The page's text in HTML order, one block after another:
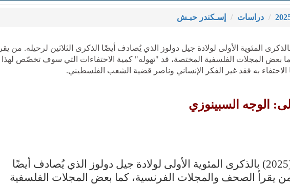
دراسات إسـكندر حبـش
فرنسا هذا العام (2025) بالذكرى المئوية الأولى لولادة جيل دولوز الذي يُصادف أيضًا الذكرى الثلاثين لرحيله. من يقرأ
بعض المجلات الفلسفية المختصة، قد "تهوله" كمية الاحتفاءات التي سوف تخصّص لهذا
الاحتفاء به فقد غير الفكر الإنساني وناصر قضية الشعب الفلسطيني.
الوجه السبينوزي
تحتفل فرنسا هذا العام (2025) بالذكرى المئوية الأولى لولادة جيل دولوز الذي يُصادف أيضًا
من يقرأ الصحف والمجلات الفرنسية، كما بعض المجلات الفلسفية